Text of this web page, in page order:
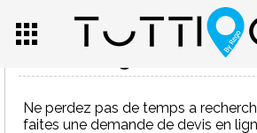
Ne perdez pas de temps a
faites une demande de devis en